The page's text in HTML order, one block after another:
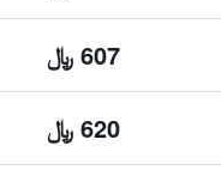
607 ﷼
620 ﷼